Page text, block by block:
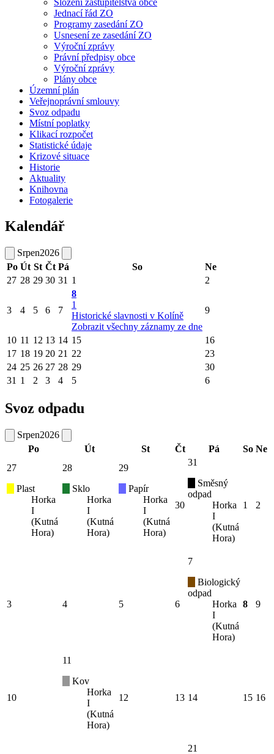
Složení zastupitelstva obce
Jednací řád ZO
Programy zasedání ZO
Usnesení ze zasedání ZO
Výroční zprávy
Právní předpisy obce
Výroční zprávy
Plány obce
Územní plán
Veřejnoprávní smlouvy
Svoz odpadu
Místní poplatky
Klikací rozpočet
Statistické údaje
Krizové situace
Historie
Aktuality
Knihovna
Fotogalerie
Kalendář
Srpen2026
Po Út St Čt Pá So
Ne
27 28 29 30 31 1 2
3 4 5 6 7
8
1
Historické slavnosti v Kolíně
Zobrazit všechny záznamy ze dne
9
10 11 12 13 14 15
16
17 18 19 20 21 22
23
24 25 26 27 28 29
30
31 1 2 3 4 5 6
Svoz odpadu
Srpen2026
Po
Út St Čt Pá So Ne
27
Plast
Horka
I
(Kutná
Hora)
28
Sklo
Horka
I
(Kutná
Hora)
29
Papír
Horka
I
(Kutná
Hora)
30
31
Směsný
odpad
Horka
I
(Kutná
Hora)
1 2
3 4 5 6
7
Biologický
odpad
Horka
I
(Kutná
Hora)
8 9
10
11
Kov
Horka
I
(Kutná
Hora)
12 13 14 15 16
21